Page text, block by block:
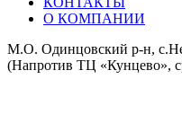
О КОМПАНИИ
М.О. Одинцовский р-н,
(Напротив ТЦ «Кунцево»,